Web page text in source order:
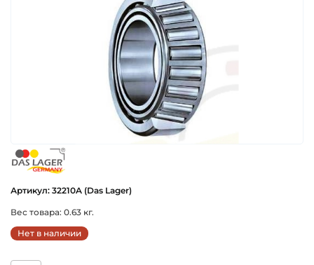
Артикул: 32210A (Das Lager)
Вес товара: 0.63 кг.
Нет в наличии